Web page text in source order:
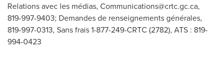
Relations avec les médias, Communications@crtc.gc.ca,
819-997-9403; Demandes de renseignements générales,
819-997-0313, Sans frais 1-877-249-CRTC (2782), ATS : 819-
994-0423